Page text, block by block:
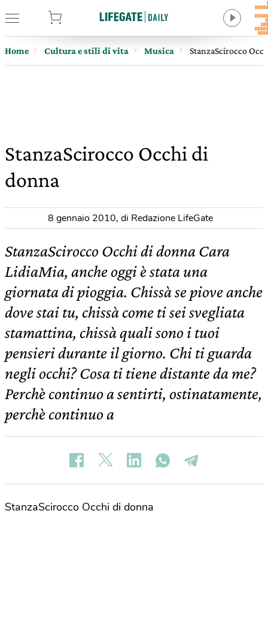
Home Cultura e stili di vita Musica StanzaScirocco
StanzaScirocco Occhi di
donna
8 gennaio 2010, di Redazione LifeGate
StanzaScirocco Occhi di donna Cara
LidiaMia, anche oggi è stata una
giornata di pioggia. Chissà se piove anche
dove stai tu, chissà come ti sei svegliata
stamattina, chissà quali sono i tuoi
pensieri durante il giorno. Chi ti guarda
negli occhi? Cosa ti tiene distante da me?
Perchè continuo a sentirti, ostinatamente,
perchè continuo a
StanzaScirocco Occhi di donna